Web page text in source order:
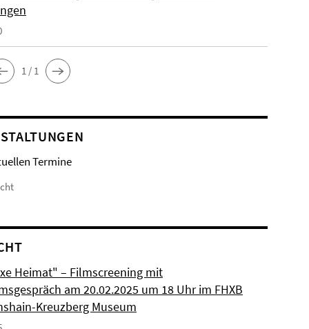
1 / 1
Termine
Heimat" – Filmscreening mit
am 20.02.2025 um 18 Uhr im FHXB
Kreuzberg Museum